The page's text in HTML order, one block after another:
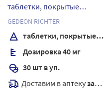
таблетки, покрытые
пленочной оболочкой
GEDEON RICHTER
таблетки, покрытые пленочной оболочкой
Дозировка 40 мг
30 шт в уп.
Доставим в аптекузавтра